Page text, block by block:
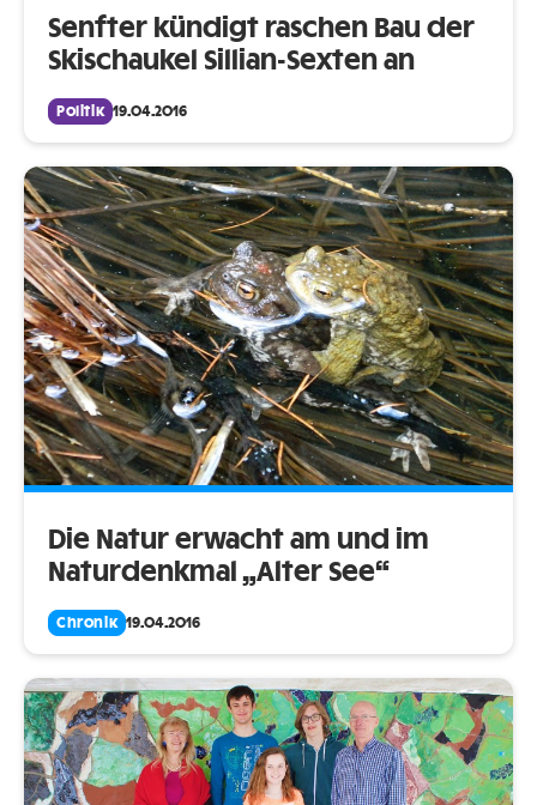
Senfter kündigt raschen Bau der
Skischaukel Sillian-Sexten an
Politik 19.04.2016
Die Natur erwacht am und im
Naturdenkmal „Alter See“
Chronik 19.04.2016